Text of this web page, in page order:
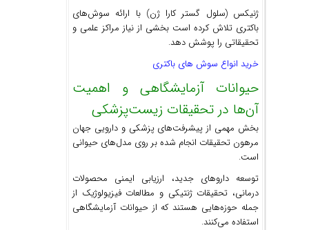
ژنیکس (سلول گستر کارا ژن) با ارائه سوش‌های
باکتری تلاش کرده است بخشی از نیاز مراکز علمی و
تحقیقاتی را پوشش دهد.
خرید انواع سوش های باکتری
حیوانات آزمایشگاهی و اهمیت
آن‌ها در تحقیقات زیست‌پزشکی
بخش مهمی از پیشرفت‌های پزشکی و دارویی جهان
مرهون تحقیقات انجام شده بر روی مدل‌های حیوانی
است.
توسعه داروهای جدید، ارزیابی ایمنی محصولات
درمانی، تحقیقات ژنتیکی و مطالعات فیزیولوژیک از
جمله حوزه‌هایی هستند که از حیوانات آزمایشگاهی
استفاده می‌کنند.